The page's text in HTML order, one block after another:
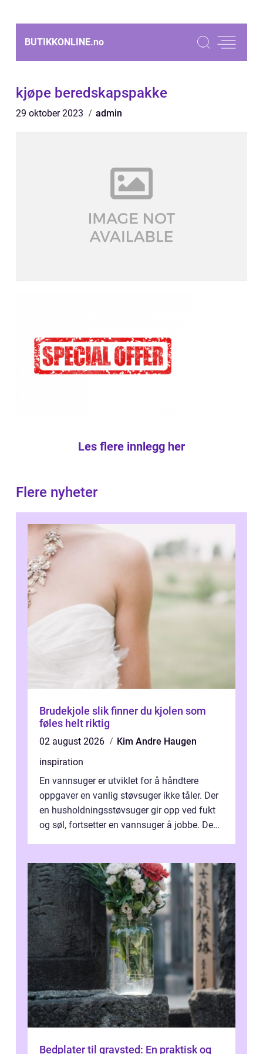
BUTIKKONLINE.no
kjøpe beredskapspakke
29 oktober 2023 admin
Les flere innlegg her
Flere nyheter
Brudekjole slik finner du kjolen som
føles helt riktig
02 august 2026
Kim Andre Haugen
inspiration
En vannsuger er utviklet for å håndtere
oppgaver en vanlig støvsuger ikke tåler. Der
en husholdningsstøvsuger gir opp ved fukt
og søl, fortsetter en vannsuger å jobbe. Den
Bedplater til gravsted: En praktisk og